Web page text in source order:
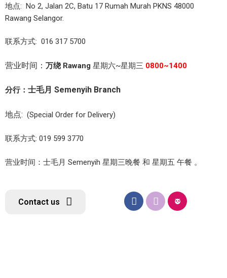
地点: No 2, Jalan 2C, Batu 17 Rumah Murah PKNS 48000
Rawang Selangor.
联系方式: 016 317 5700
营业时间： 万绕 Rawang 星期六~星期三 0800~1400
分行： 士毛月 Semenyih Branch
地点: (Special Order for Delivery)
联系方式: 019 599 3770
营业时间：士毛月 Semenyih 星期三晚餐 和 星期五 午餐 。
Contact us